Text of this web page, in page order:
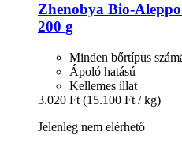
Zhenobya Bio-​
200 g
Minden bőrtípus
Ápoló hatású
Kellemes illat
3.020 Ft (15.100 Ft / kg)
Jelenleg nem elérhető